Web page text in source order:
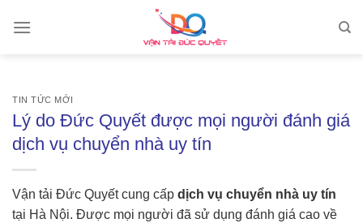
TIN TỨC MỚI
Lý do Đức Quyết được mọi người đánh giá
dịch vụ chuyển nhà uy tín
Vận tải Đức Quyết cung cấp dịch vụ chuyển nhà uy tín
tại Hà Nội. Được mọi người đã sử dụng đánh giá cao về